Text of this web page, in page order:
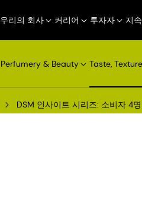
우리의 회사 커리어 투자자 지
Perfumery & Beauty Taste,
DSM 인사이트 시리즈: 소비자 4